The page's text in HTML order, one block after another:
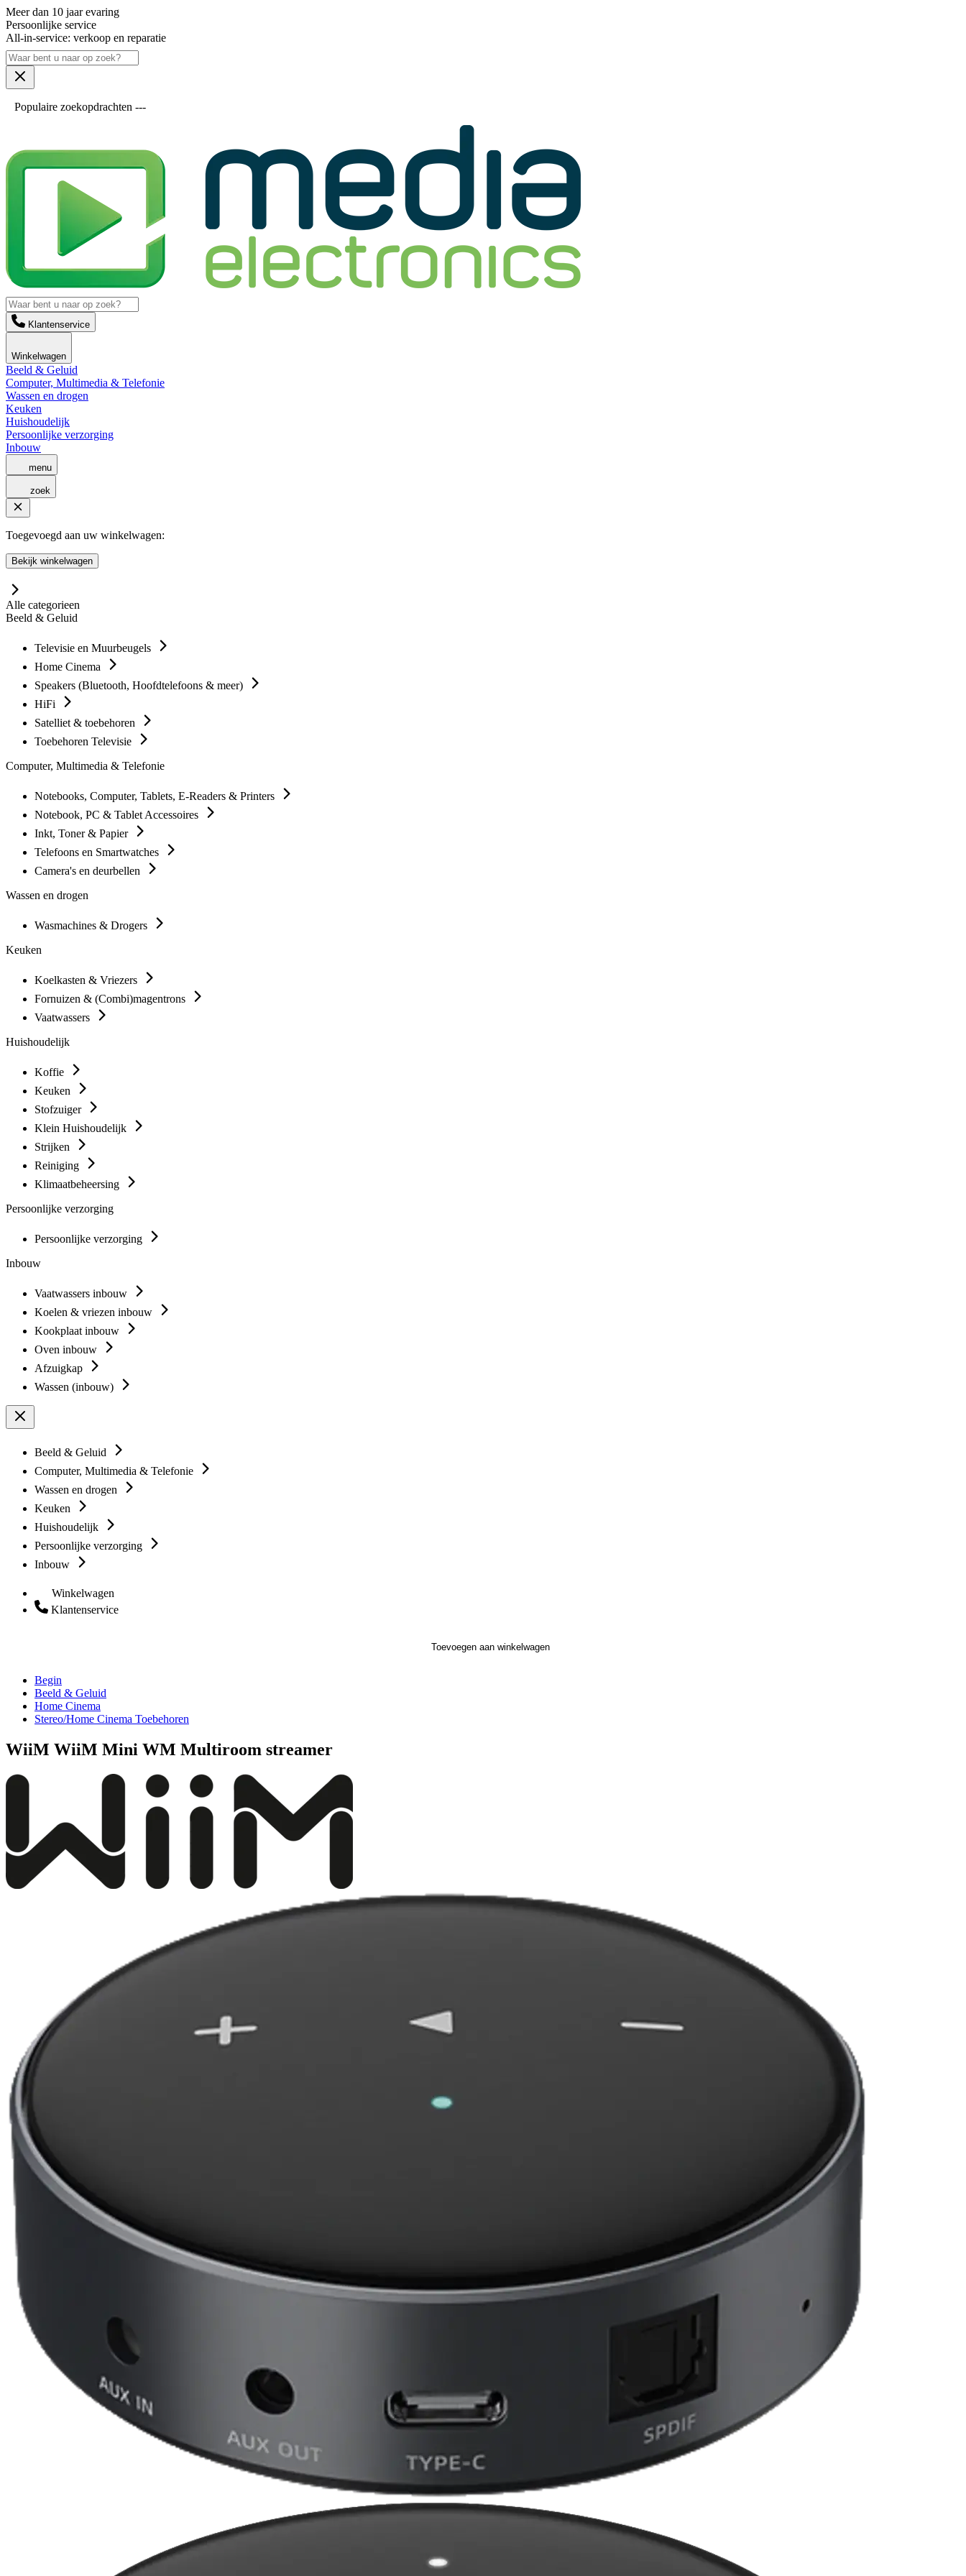
Meer dan 10 jaar evaring
Persoonlijke service
All-in-service: verkoop en reparatie
Populaire zoekopdrachten ---
Klantenservice
Winkelwagen
Beeld & Geluid
Computer, Multimedia & Telefonie
Wassen en drogen
Keuken
Huishoudelijk
Persoonlijke verzorging
Inbouw
menu
zoek
Toegevoegd aan uw winkelwagen:
Bekijk winkelwagen
Alle categorieen
Beeld & Geluid
Televisie en Muurbeugels
Home Cinema
Speakers (Bluetooth, Hoofdtelefoons & meer)
HiFi
Satelliet & toebehoren
Toebehoren Televisie
Computer, Multimedia & Telefonie
Notebooks, Computer, Tablets, E-Readers & Printers
Notebook, PC & Tablet Accessoires
Inkt, Toner & Papier
Telefoons en Smartwatches
Camera's en deurbellen
Wassen en drogen
Wasmachines & Drogers
Keuken
Koelkasten & Vriezers
Fornuizen & (Combi)magentrons
Vaatwassers
Huishoudelijk
Koffie
Keuken
Stofzuiger
Klein Huishoudelijk
Strijken
Reiniging
Klimaatbeheersing
Persoonlijke verzorging
Persoonlijke verzorging
Inbouw
Vaatwassers inbouw
Koelen & vriezen inbouw
Kookplaat inbouw
Oven inbouw
Afzuigkap
Wassen (inbouw)
Beeld & Geluid
Computer, Multimedia & Telefonie
Wassen en drogen
Keuken
Huishoudelijk
Persoonlijke verzorging
Inbouw
Winkelwagen
Klantenservice
Toevoegen aan winkelwagen
Begin
Beeld & Geluid
Home Cinema
Stereo/Home Cinema Toebehoren
WiiM WiiM Mini WM Multiroom streamer